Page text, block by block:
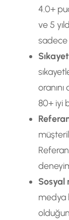
4.0+
ve 5
sadece
80+ iyi
Sosyal
medya